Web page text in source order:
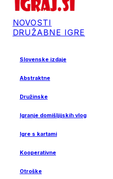
NOVOSTI
DRUŽABNE IGRE
Slovenske izdaje
Abstraktne
Družinske
Igranje domišljijskih vlog
Igre s kartami
Kooperativne
Otroške